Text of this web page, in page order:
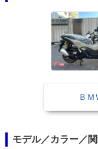
Ｂ
モデル／カラー／